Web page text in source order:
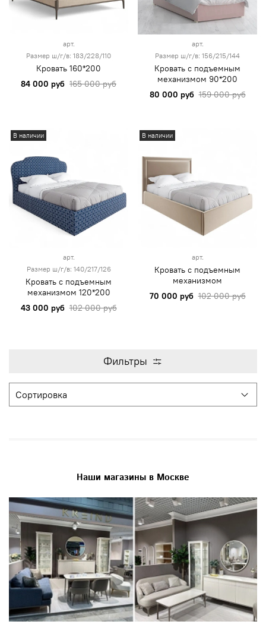
арт.
Размер ш/г/в: 183/228/110
Кровать 160*200
84 000 руб 165 000 руб
арт.
Размер ш/г/в: 156/215/144
Кровать с подъемным
механизмом 90*200
80 000 руб 159 000 руб
В наличии
арт.
Размер ш/г/в: 140/217/126
Кровать с подъемным
механизмом 120*200
43 000 руб 102 000 руб
В наличии
арт.
Кровать с подъемным
механизмом
70 000 руб 102 000 руб
Фильтры
Наши магазины в Москве